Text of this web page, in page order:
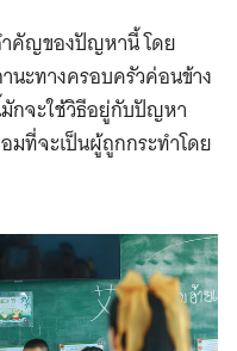
ำคัญของปัญหานี้ โดย
นะทางครอบครัวค่อนข้าง
กจะใช้วิธีอยู่กับปัญหา
มที่จะเป็นผู้ถูกกระทำโดย